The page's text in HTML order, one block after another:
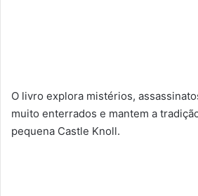
O livro explora mistérios,
muito enterrados e mantem a
pequena Castle Knoll.